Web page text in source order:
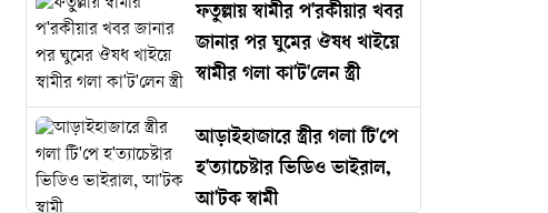
ফতুল্লায় স্বামীর প'রকীয়ার খবর
জানার পর ঘুমের ঔষধ খাইয়ে
স্বামীর গলা কা'ট'লেন স্ত্রী
আড়াইহাজারে স্ত্রীর গলা টি'পে
হ'ত্যাচেষ্টার ভিডিও ভাইরাল,
আ'টক স্বামী